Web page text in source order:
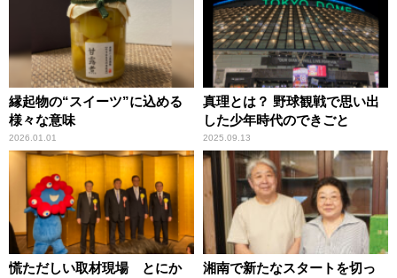
縁起物の“スイーツ”に込める
様々な意味
2026.01.01
真理とは？ 野球観戦で思い出
した少年時代のできごと
2025.09.13
慌ただしい取材現場 とにか
湘南で新たなスタートを切っ